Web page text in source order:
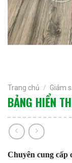
Trang chủ / Giám
BẢNG HIỂN
Chuyên cung cấp